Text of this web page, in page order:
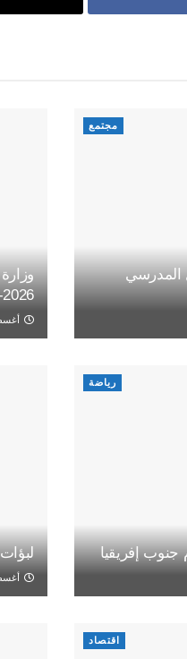
مجتمع
المدرسي
2026-2027
أغسطس
رياضة
إفريقيا
أغسطس
اقتصاد